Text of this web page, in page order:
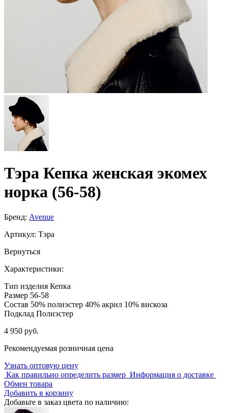
Тэра Кепка женская экомех
норка (56-58)
Бренд: Avenue
Артикул: Тэра
Вернуться
Характеристики:
Тип изделия Кепка
Размер 56-58
Состав 50% полиэстер 40% акрил 10% вискоза
Подклад Полиэстер
4 950 руб.
Рекомендуемая розничная цена
Узнать оптовую цену
Как правильно определить размер Информация о доставке
Обмен товара
Добавить в корзину
Добавьте в заказ цвета по наличию: